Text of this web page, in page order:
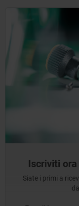
Iscriviti
Siate i primi a